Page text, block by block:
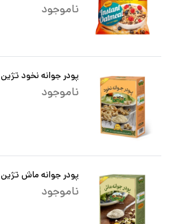
ناموجود
پودر جوانه نخود تژین 200 گرم
ناموجود
پودر جوانه ماش تژین 200 گرم
ناموجود